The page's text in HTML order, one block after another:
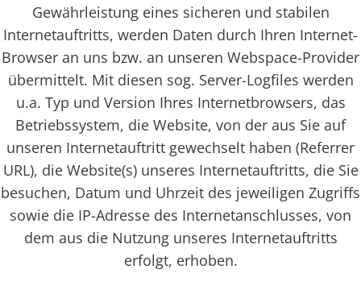
Gewährleistung eines sicheren und stabilen
Internetauftritts, werden Daten durch Ihren Internet-
Browser an uns bzw. an unseren Webspace-Provider
übermittelt. Mit diesen sog. Server-Logfiles werden
u.a. Typ und Version Ihres Internetbrowsers, das
Betriebssystem, die Website, von der aus Sie auf
unseren Internetauftritt gewechselt haben (Referrer
URL), die Website(s) unseres Internetauftritts, die Sie
besuchen, Datum und Uhrzeit des jeweiligen Zugriffs
sowie die IP-Adresse des Internetanschlusses, von
dem aus die Nutzung unseres Internetauftritts
erfolgt, erhoben.